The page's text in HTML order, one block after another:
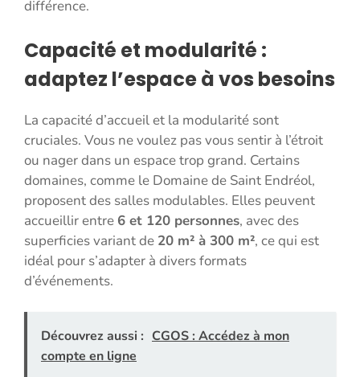
différence.
Capacité et modularité :
adaptez l’espace à vos besoins
La capacité d’accueil et la modularité sont
cruciales. Vous ne voulez pas vous sentir à l’étroit
ou nager dans un espace trop grand. Certains
domaines, comme le Domaine de Saint Endréol,
proposent des salles modulables. Elles peuvent
accueillir entre 6 et 120 personnes, avec des
superficies variant de 20 m² à 300 m², ce qui est
idéal pour s’adapter à divers formats
d’événements.
Découvrez aussi : CGOS : Accédez à mon
compte en ligne